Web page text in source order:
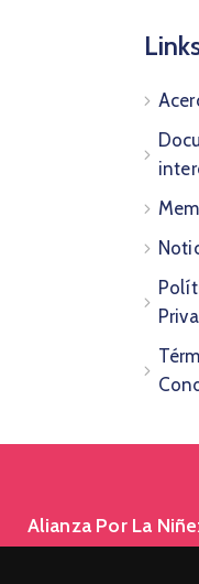
Alianza Por La